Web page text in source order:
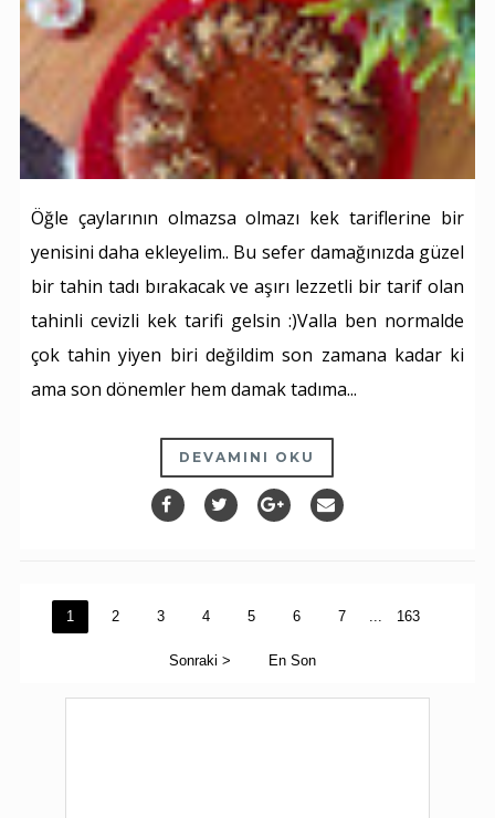
Öğle çaylarının olmazsa olmazı kek tariflerine bir
yenisini daha ekleyelim.. Bu sefer damağınızda güzel
bir tahin tadı bırakacak ve aşırı lezzetli bir tarif olan
tahinli cevizli kek tarifi gelsin :)Valla ben normalde
çok tahin yiyen biri değildim son zamana kadar ki
ama son dönemler hem damak tadıma...
DEVAMINI OKU
1 2 3 4 5 6 7 163
Sonraki > En Son